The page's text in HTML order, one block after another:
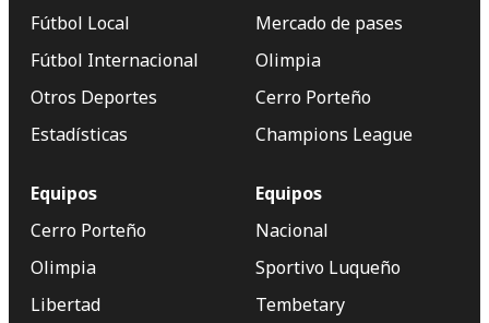
Fútbol Local
Fútbol Internacional
Otros Deportes
Estadísticas
Mercado de pases
Olimpia
Cerro Porteño
Champions League
Equipos
Cerro Porteño
Olimpia
Libertad
Equipos
Nacional
Sportivo Luqueño
Tembetary